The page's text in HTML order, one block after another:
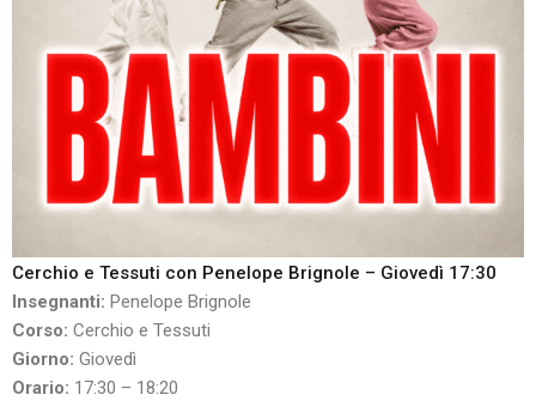
Cerchio e Tessuti con Penelope Brignole – Giovedì 17:30
Insegnanti: Penelope Brignole
Corso: Cerchio e Tessuti
Giorno: Giovedì
Orario: 17:30 – 18:20